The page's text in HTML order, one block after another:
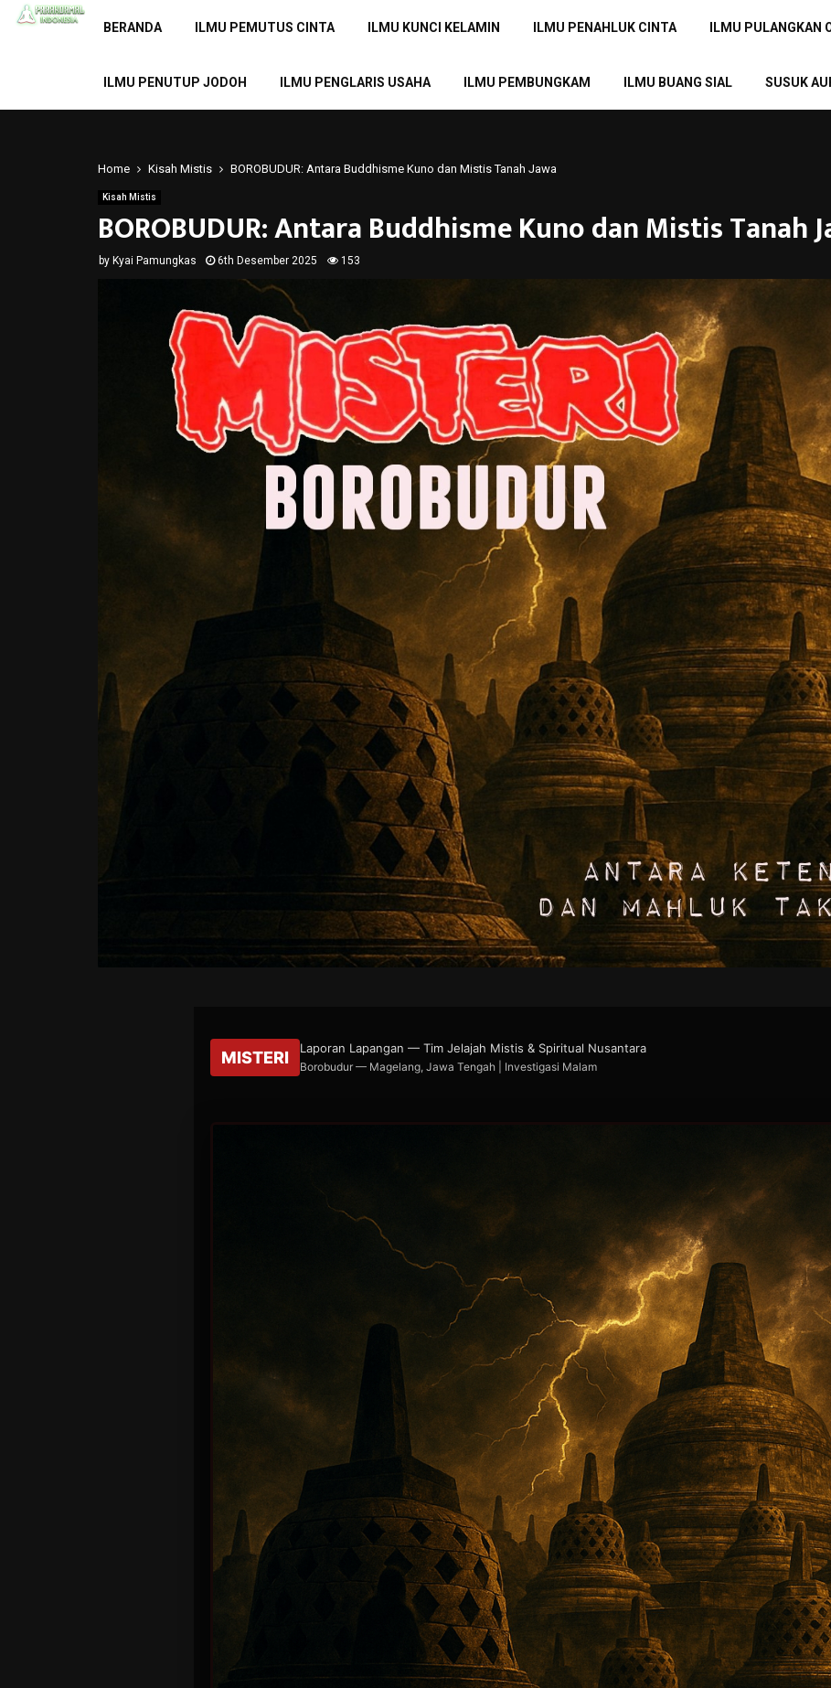
BERANDA ILMU PEMUTUS CINTA ILMU KUNCI KELAMIN ILMU PENAHLUK CINTA ILMU PULANGKAN
ILMU PENUTUP JODOH ILMU PENGLARIS USAHA ILMU PEMBUNGKAM ILMU BUANG SIAL SUSUK
Home Kisah Mistis BOROBUDUR: Antara Buddhisme Kuno dan Mistis Tanah Jawa
Kisah Mistis
BOROBUDUR: Antara Buddhisme Kuno dan Mistis Tanah
by Kyai Pamungkas 6th Desember 2025 153
MISTERI Laporan Lapangan — Tim Jelajah Mistis & Spiritual Nusantara
Borobudur — Magelang, Jawa Tengah | Investigasi Malam